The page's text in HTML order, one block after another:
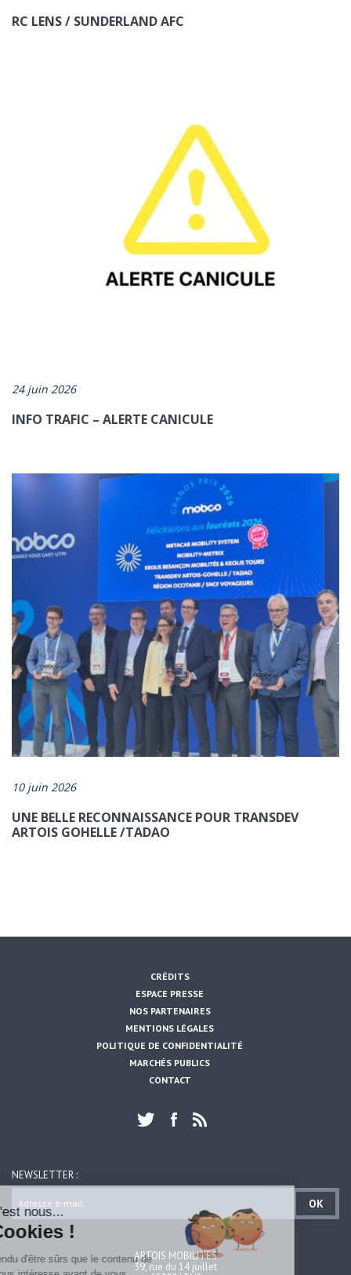
RC LENS / SUNDERLAND AFC
24 juin 2026
INFO TRAFIC – ALERTE CANICULE
10 juin 2026
UNE BELLE RECONNAISSANCE POUR TRANSDEV
ARTOIS GOHELLE /TADAO
CRÉDITS
ESPACE PRESSE
NOS PARTENAIRES
MENTIONS LÉGALES
POLITIQUE DE CONFIDENTIALITÉ
MARCHÉS PUBLICS
CONTACT
NEWSLETTER :
OK
ARTOIS MOBILITES
39, rue du 14 juillet
Salut c'est nous...
les Cookies !
On a attendu d'être sûrs que le contenu de